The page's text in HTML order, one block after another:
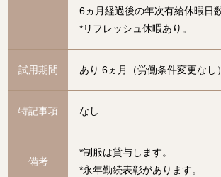
6ヵ月経過後の年次有給休暇
*リフレッシュ休暇あり。
試用期間 あり 6ヵ月（労働条件変更なし）
特記事項 なし
備考
*制服は貸与します。
*永年勤続表彰があります。